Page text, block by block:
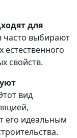
для
выбирают
естественного
свойств.
вид
его идеальным